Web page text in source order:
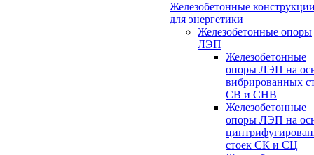
Железобетонные
для энергетики
Железобетонные опоры
ЛЭП
Железобетонные
опоры ЛЭП на
вибрированных
СВ и СНВ
Железобетонные
опоры ЛЭП на
стоек СК и СЦ